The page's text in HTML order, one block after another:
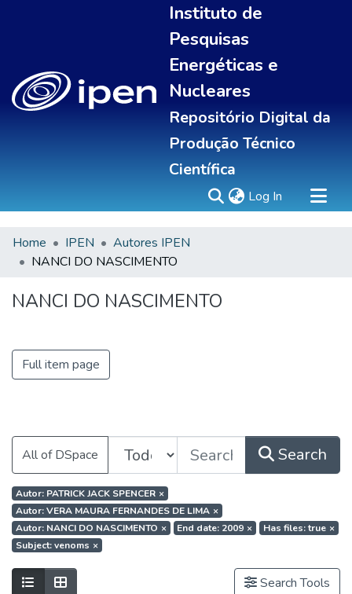
Instituto de
Pesquisas
Energéticas e
Nucleares
Repositório Digital da
Produção Técnico
Científica
Log In (current)
Sobre
All of DSpace
Home IPEN
Autores IPEN
NANCI DO NASCIMENTO
NANCI DO NASCIMENTO
Full item page
All of DSpace Search
Autor: PATRICK JACK SPENCER ×
Autor: VERA MAURA FERNANDES DE LIMA ×
Autor: NANCI DO NASCIMENTO × End date: 2009 × Has files: true ×
Subject: venoms ×
Search Tools